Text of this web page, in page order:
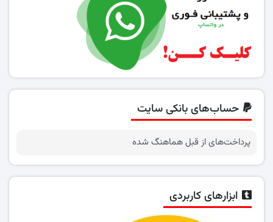
حساب‌های بانکی سایت
پرداخت‌های از قبل هماهنگ شده
ابزارهای کاربردی